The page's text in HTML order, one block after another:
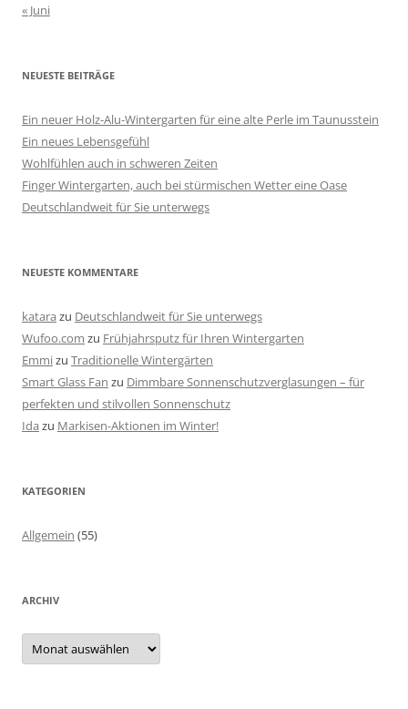
« Juni
NEUESTE BEITRÄGE
Ein neuer Holz-Alu-Wintergarten für eine alte Perle im Taunusstein
Ein neues Lebensgefühl
Wohlfühlen auch in schweren Zeiten
Finger Wintergarten, auch bei stürmischen Wetter eine Oase
Deutschlandweit für Sie unterwegs
NEUESTE KOMMENTARE
katara zu Deutschlandweit für Sie unterwegs
Wufoo.com zu Frühjahrsputz für Ihren Wintergarten
Emmizu Traditionelle Wintergärten
Smart Glass Fan zu Dimmbare Sonnenschutzverglasungen – für
perfekten und stilvollen Sonnenschutz
Ida zu Markisen-Aktionen im Winter!
KATEGORIEN
Allgemein (55)
ARCHIV
A
c